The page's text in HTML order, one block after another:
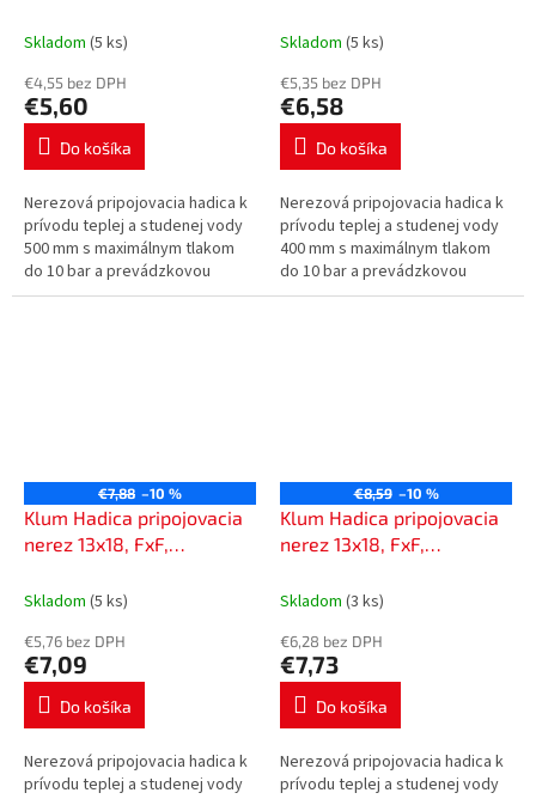
Skladom (5 ks)
€4,55 bez DPH
€5,60
Do košíka
Nerezová pripojovacia hadica k
prívodu teplej a studenej vody
500 mm s maximálnym tlakom
do 10 bar a prevádzkovou
teplotou max. 95 °C.
cm CR473F
Skladom (5 ks)
€5,35 bez DPH
€6,58
Do košíka
Nerezová pripojovacia hadica k
prívodu teplej a studenej vody
400 mm s maximálnym tlakom
do 10 bar a prevádzkovou
teplotou max. 95 °C.
€7,88 –10 %
Klum Hadica pripojovacia
nerez 13x18, FxF,
cm CR474F
Skladom (5 ks)
€5,76 bez DPH
€7,09
Do košíka
Nerezová pripojovacia hadica k
prívodu teplej a studenej vody
€8,59 –10 %
Klum Hadica pripojovacia
nerez 13x18, FxF,
cm CR503F
Skladom (3 ks)
€6,28 bez DPH
€7,73
Do košíka
Nerezová pripojovacia hadica k
prívodu teplej a studenej vody